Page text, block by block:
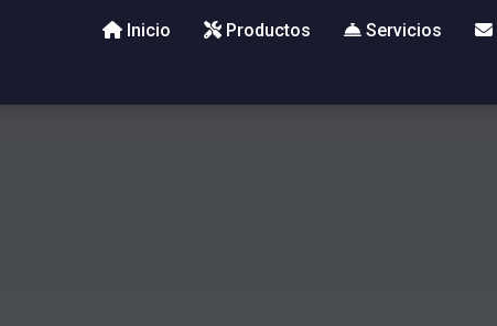
Inicio Productos Servicios